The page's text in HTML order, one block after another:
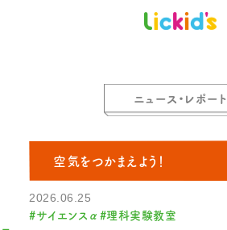
ニュース・レポート
空気をつかまえよう！
2026.06.25
#サイエンスα #理科実験教室